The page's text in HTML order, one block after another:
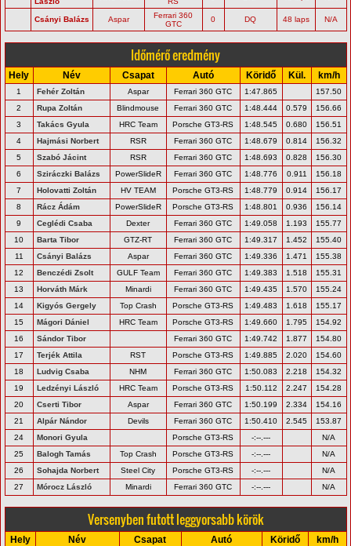
Csányi Balázs Aspar
Ferrari 360
GTC
0 DQ 48 laps N/A
Időmérő eredmény
Hely Név Csapat Autó Köridő Kül. km/h
1 Fehér Zoltán Aspar Ferrari 360 GTC 1:47.865
157.50
2
Rupa Zoltán Blindmouse Ferrari 360 GTC 1:48.444 0.579
156.66
3
Takács Gyula HRC Team Porsche GT3-RS 1:48.545 0.680
156.51
4
Hajmási Norbert RSR Ferrari 360 GTC 1:48.679 0.814
156.32
5
Szabó Jácint RSR Ferrari 360 GTC 1:48.693 0.828
156.30
6
Sziráczki Balázs PowerSlideR Ferrari 360 GTC 1:48.776 0.911
156.18
7
Holovatti Zoltán HV TEAM Porsche GT3-RS 1:48.779 0.914
156.17
8
Rácz Ádám PowerSlideR Porsche GT3-RS 1:48.801 0.936
156.14
9
Ceglédi Csaba Dexter Ferrari 360 GTC 1:49.058 1.193
155.77
10
Barta Tibor GTZ-RT Ferrari 360 GTC 1:49.317 1.452
155.40
11
Csányi Balázs Aspar Ferrari 360 GTC 1:49.336 1.471
155.38
12
Benczédi Zsolt GULF Team Ferrari 360 GTC 1:49.383 1.518
155.31
13
Horváth Márk Minardi Ferrari 360 GTC 1:49.435 1.570
155.24
14
Kigyós Gergely Top Crash Porsche GT3-RS 1:49.483 1.618
155.17
15
Mágori Dániel HRC Team Porsche GT3-RS 1:49.660 1.795
154.92
16
Sándor Tibor Ferrari 360 GTC 1:49.742 1.877
154.80
17
Terjék Attila RST Porsche GT3-RS 1:49.885 2.020
154.60
18
Ludvig Csaba NHM Ferrari 360 GTC 1:50.083 2.218
154.32
19
Ledzényi László HRC Team Porsche GT3-RS 1:50.112 2.247
154.28
20
Cserti Tibor Aspar Ferrari 360 GTC 1:50.199 2.334
154.16
21
Alpár Nándor Devils Ferrari 360 GTC 1:50.410 2.545
153.87
24
Monori Gyula Porsche GT3-RS -:--.---
N/A
25
Balogh Tamás Top Crash Porsche GT3-RS -:--.---
N/A
26
Sohajda Norbert Steel City Porsche GT3-RS -:--.---
N/A
27
Mórocz László Minardi Ferrari 360 GTC -:--.--- N/A
Versenyben futott leggyorsabb körök
Hely Név Csapat Autó Köridő km/h